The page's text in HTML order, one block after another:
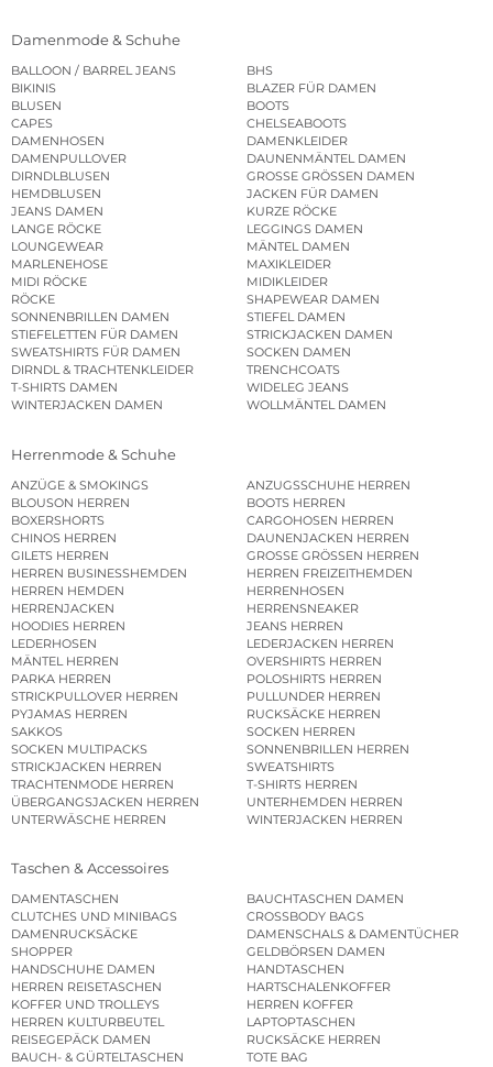
Damenmode & Schuhe
BALLOON / BARREL JEANS
BHS
BIKINIS
BLAZER FÜR DAMEN
BLUSEN
BOOTS
CAPES
CHELSEABOOTS
DAMENHOSEN
DAMENKLEIDER
DAMENPULLOVER
DAUNENMÄNTEL DAMEN
DIRNDLBLUSEN
GROSSE GRÖSSEN DAMEN
HEMDBLUSEN
JACKEN FÜR DAMEN
JEANS DAMEN
KURZE RÖCKE
LANGE RÖCKE
LEGGINGS DAMEN
LOUNGEWEAR
MÄNTEL DAMEN
MARLENEHOSE
MAXIKLEIDER
MIDI RÖCKE
MIDIKLEIDER
RÖCKE
SHAPEWEAR DAMEN
SONNENBRILLEN DAMEN
STIEFEL DAMEN
STIEFELETTEN FÜR DAMEN
STRICKJACKEN DAMEN
SWEATSHIRTS FÜR DAMEN
SOCKEN DAMEN
DIRNDL & TRACHTENKLEIDER
TRENCHCOATS
T-SHIRTS DAMEN
WIDELEG JEANS
WINTERJACKEN DAMEN
WOLLMÄNTEL DAMEN
Herrenmode & Schuhe
ANZÜGE & SMOKINGS
ANZUGSSCHUHE HERREN
BLOUSON HERREN
BOOTS HERREN
BOXERSHORTS
CARGOHOSEN HERREN
CHINOS HERREN
DAUNENJACKEN HERREN
GILETS HERREN
GROSSE GRÖSSEN HERREN
HERREN BUSINESSHEMDEN
HERREN FREIZEITHEMDEN
HERREN HEMDEN
HERRENHOSEN
HERRENJACKEN
HERRENSNEAKER
HOODIES HERREN
JEANS HERREN
LEDERHOSEN
LEDERJACKEN HERREN
MÄNTEL HERREN
OVERSHIRTS HERREN
PARKA HERREN
POLOSHIRTS HERREN
STRICKPULLOVER HERREN
PULLUNDER HERREN
PYJAMAS HERREN
RUCKSÄCKE HERREN
SAKKOS
SOCKEN HERREN
SOCKEN MULTIPACKS
SONNENBRILLEN HERREN
STRICKJACKEN HERREN
SWEATSHIRTS
TRACHTENMODE HERREN
T-SHIRTS HERREN
ÜBERGANGSJACKEN HERREN
UNTERHEMDEN HERREN
UNTERWÄSCHE HERREN
WINTERJACKEN HERREN
Taschen & Accessoires
DAMENTASCHEN
BAUCHTASCHEN DAMEN
CLUTCHES UND MINIBAGS
CROSSBODY BAGS
DAMENRUCKSÄCKE
DAMENSCHALS & DAMENTÜCHER
SHOPPER
GELDBÖRSEN DAMEN
HANDSCHUHE DAMEN
HANDTASCHEN
HERREN REISETASCHEN
HARTSCHALENKOFFER
KOFFER UND TROLLEYS
HERREN KOFFER
HERREN KULTURBEUTEL
LAPTOPTASCHEN
REISEGEPÄCK DAMEN
RUCKSÄCKE HERREN
BAUCH- & GÜRTELTASCHEN
TOTE BAG